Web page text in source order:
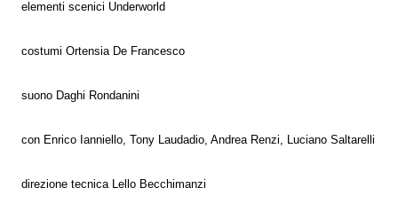
elementi scenici Underworld
costumi Ortensia De Francesco
suono Daghi Rondanini
con Enrico Ianniello, Tony Laudadio, Andrea Renzi, Luciano Saltarelli
direzione tecnica Lello Becchimanzi